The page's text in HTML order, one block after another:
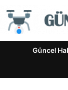
Güncel